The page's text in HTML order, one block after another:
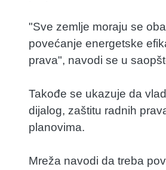
"Sve zemlje moraju se
povećanje energetske
prava", navodi se u
Takođe se ukazuje da
dijalog, zaštitu radnih
planovima.
Mreža navodi da treba